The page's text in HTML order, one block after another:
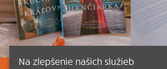
Na zlepšenie našich služieb